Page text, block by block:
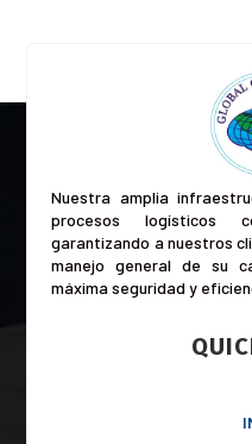
Nuestra amplia
procesos logísticos
garantizando a nuestros
manejo general de su
máxima seguridad y